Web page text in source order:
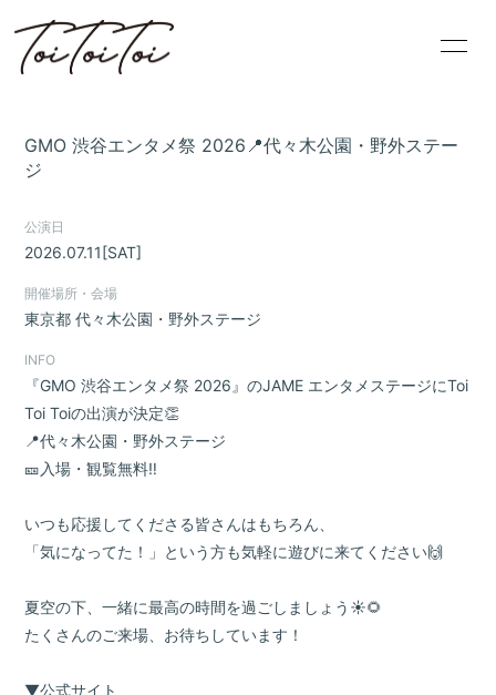
DISCOGRAPHY
VIDEO
無料会員登録 ログイン
GMO 渋谷エンタメ祭 2026📍代々木公園・野外ステー
ジ
公演日
2026.07.11[SAT]
開催場所・会場
東京都代々木公園・野外ステージ
INFO
『GMO 渋谷エンタメ祭 2026』のJAME エンタメステージにToi
Toi Toiの出演が決定👏
📍代々木公園・野外ステージ
🎫入場・観覧無料‼️
いつも応援してくださる皆さんはもちろん、
「気になってた！」という方も気軽に遊びに来てください🙌
夏空の下、一緒に最高の時間を過ごしましょう☀️🌻
たくさんのご来場、お待ちしています！
▼公式サイト